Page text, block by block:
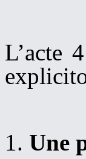
L’acte
1. Une